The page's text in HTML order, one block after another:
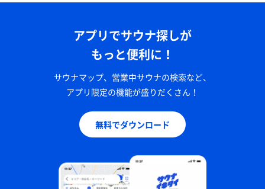
アプリでサウナ探しが
もっと便利に！
サウナマップ、営業中サウナの検索など、
アプリ限定の機能が盛りだくさん！
無料でダウンロード